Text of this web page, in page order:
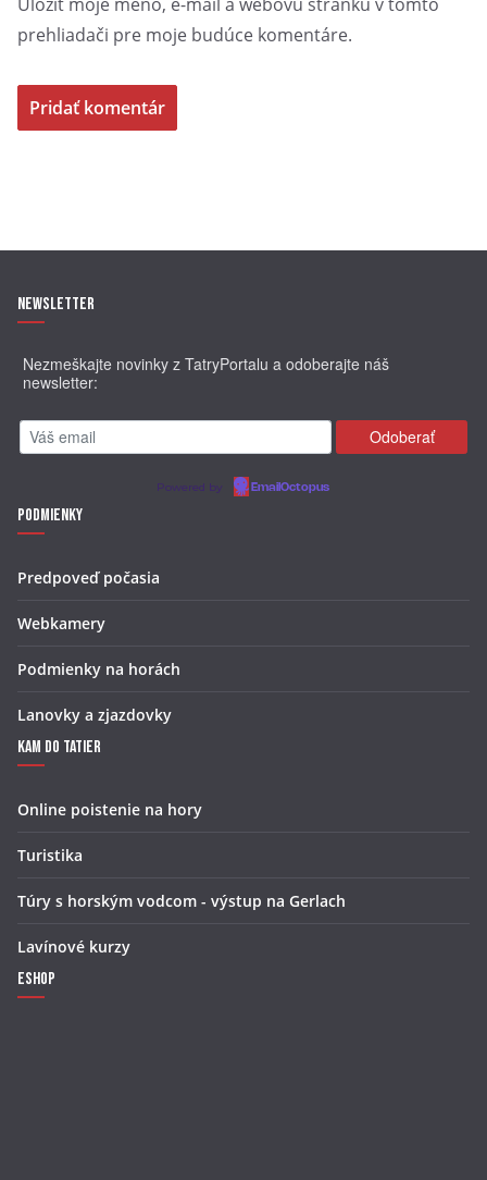
prehliadači pre moje budúce komentáre.
Newsletter
Nezmeškajte novinky z TatryPortalu a odoberajte náš
newsletter:
Powered by EmailOctopus
Podmienky
Predpoveď počasia
Webkamery
Podmienky na horách
Lanovky a zjazdovky
Kam do Tatier
Online poistenie na hory
Turistika
Túry s horským vodcom - výstup na Gerlach
Lavínové kurzy
Eshop